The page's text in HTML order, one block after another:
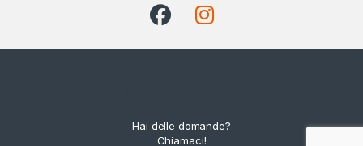
Hai delle domande?
Chiamaci!